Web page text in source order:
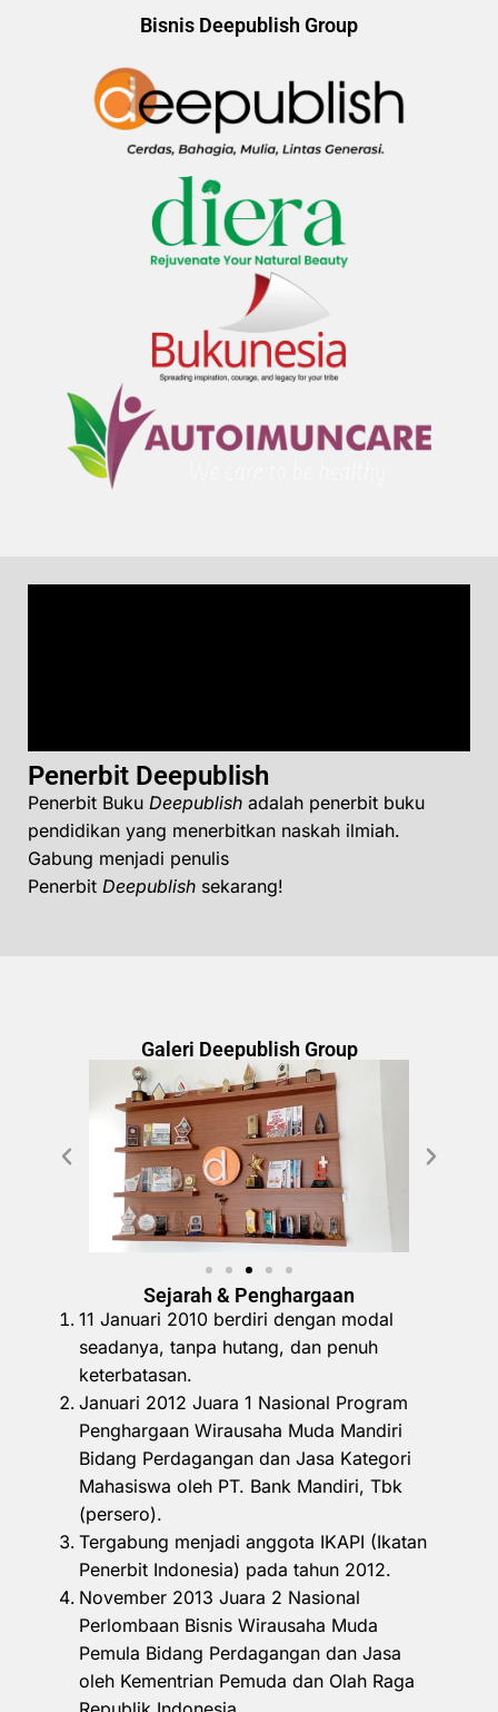
Bisnis Deepublish Group
Penerbit Deepublish
Penerbit Buku Deepublish adalah penerbit buku
pendidikan yang menerbitkan naskah ilmiah.
Gabung menjadi penulis
Penerbit Deepublish sekarang!
Galeri Deepublish Group
Sejarah & Penghargaan
11 Januari 2010 berdiri dengan modal
seadanya, tanpa hutang, dan penuh
keterbatasan.
Januari 2012 Juara 1 Nasional Program
Penghargaan Wirausaha Muda Mandiri
Bidang Perdagangan dan Jasa Kategori
Mahasiswa oleh PT. Bank Mandiri, Tbk
(persero).
Tergabung menjadi anggota IKAPI (Ikatan
Penerbit Indonesia) pada tahun 2012.
November 2013 Juara 2 Nasional
Perlombaan Bisnis Wirausaha Muda
Pemula Bidang Perdagangan dan Jasa
oleh Kementrian Pemuda dan Olah Raga